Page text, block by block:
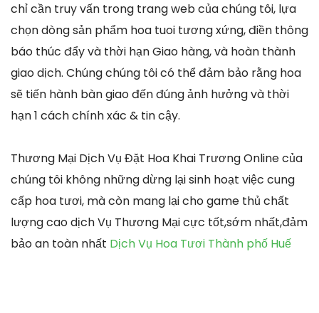
chỉ cần truy vấn trong trang web của chúng tôi, lựa
chọn dòng sản phẩm hoa tuoi tương xứng, điền thông
báo thúc đẩy và thời hạn Giao hàng, và hoàn thành
giao dịch. Chúng chúng tôi có thể đảm bảo rằng hoa
sẽ tiến hành bàn giao đến đúng ảnh hưởng và thời
hạn 1 cách chính xác & tin cậy.
Thương Mại Dịch Vụ Đặt Hoa Khai Trương Online của
chúng tôi không những dừng lại sinh hoạt việc cung
cấp hoa tươi, mà còn mang lại cho game thủ chất
lượng cao dịch Vụ Thương Mại cực tốt,sớm nhất,đảm
bảo an toàn nhất Dịch Vụ Hoa Tươi Thành phố Huế